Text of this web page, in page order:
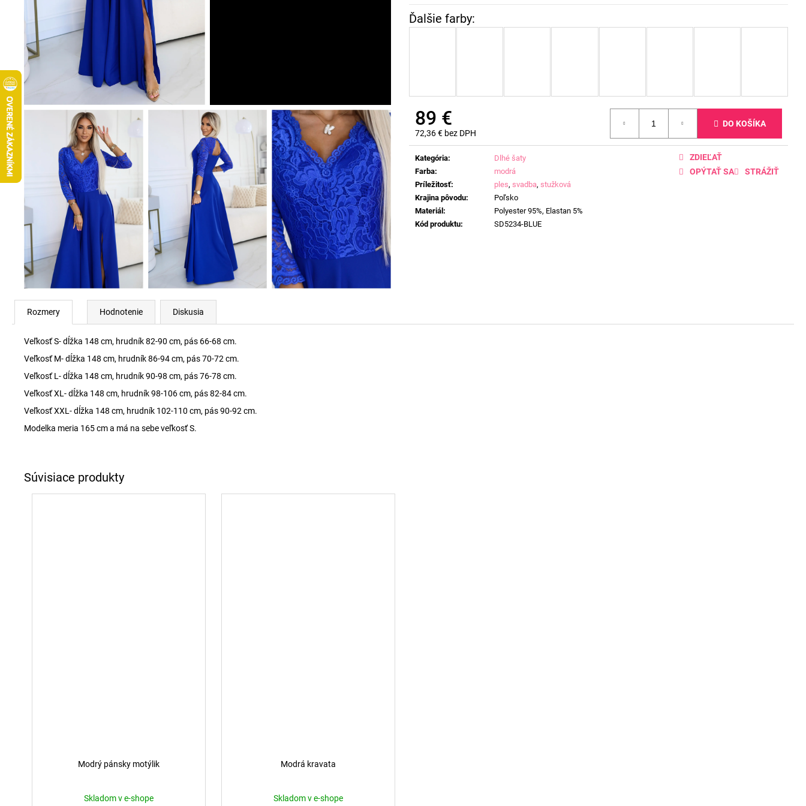
89 €
72,36 € bez DPH
Jednotková
cena:
DO KOŠÍKA
Kategória:
Dlhé šaty
Farba:
modrá
Príležitosť: ples, svadba, stužková
Krajina pôvodu:
Poľsko
Materiál:
Polyester 95%, Elastan 5%
Kód produktu: SD5234-BLUE
OPÝTAŤ SA STRÁŽIŤ
ZDIEĽAŤ
Rozmery Hodnotenie Diskusia
Veľkosť S- dĺžka 148 cm, hrudník 82-90 cm, pás 66-68 cm.
Veľkosť M- dĺžka 148 cm, hrudník 86-94 cm, pás 70-72 cm.
Veľkosť L- dĺžka 148 cm, hrudník 90-98 cm, pás 76-78 cm.
Veľkosť XL- dĺžka 148 cm, hrudník 98-106 cm, pás 82-84 cm.
Veľkosť XXL- dĺžka 148 cm, hrudník 102-110 cm, pás 90-92 cm.
Modelka meria 165 cm a má na sebe veľkosť S.
Modrý pánsky motýlik
Skladom v e-shope
Modrá kravata
Skladom v e-shope